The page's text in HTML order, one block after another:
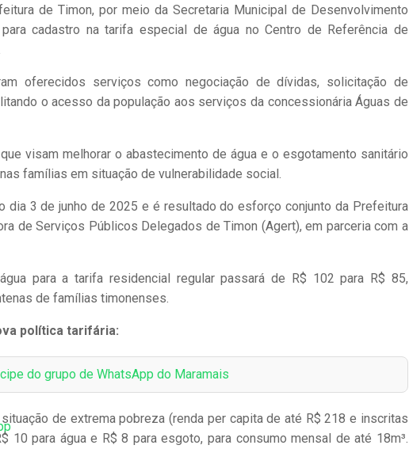
de Timon, por meio da Secretaria Municipal de Desenvolvimento
cadastro na tarifa especial de água no Centro de Referência de
oferecidos serviços como negociação de dívidas, solicitação de
o acesso da população aos serviços da concessionária Águas de
visam melhorar o abastecimento de água e o esgotamento sanitário
famílias em situação de vulnerabilidade social.
dia 3 de junho de 2025 e é resultado do esforço conjunto da Prefeitura
de Serviços Públicos Delegados de Timon (Agert), em parceria com a
para a tarifa residencial regular passará de R$ 102 para R$ 85,
de famílias timonenses.
política tarifária:
do grupo de WhatsApp do Maramais
de extrema pobreza (renda per capita de até R$ 218 e inscritas
10 para água e R$ 8 para esgoto, para consumo mensal de até 18m³.